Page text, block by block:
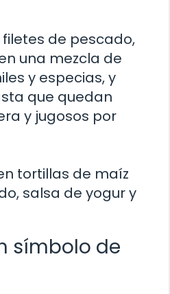
de pescado,
una mezcla de
y especias, y
que quedan
y jugosos por
tortillas de maíz
salsa de yogur y
símbolo de